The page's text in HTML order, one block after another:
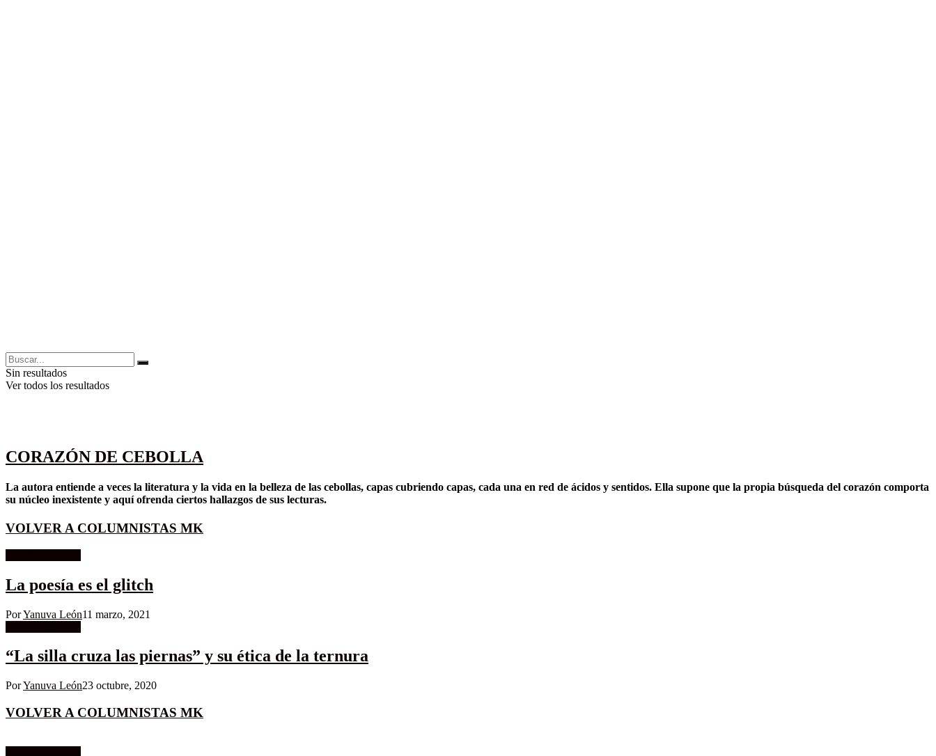
Sin resultados
Ver todos los resultados
CORAZÓN DE CEBOLLA
La autora entiende a veces la literatura y la vida en la belleza de las cebollas, capas cubriendo capas, cada una en red de ácidos y sentidos. Ella supone que la propia búsqueda del corazón comporta
su núcleo inexistente y aquí ofrenda ciertos hallazgos de sus lecturas.
VOLVER A COLUMNISTAS MK
La poesía es el glitch
PorYanuva León11 marzo, 2021
“La silla cruza las piernas” y su ética de la ternura
PorYanuva León23 octubre, 2020
VOLVER A COLUMNISTAS MK